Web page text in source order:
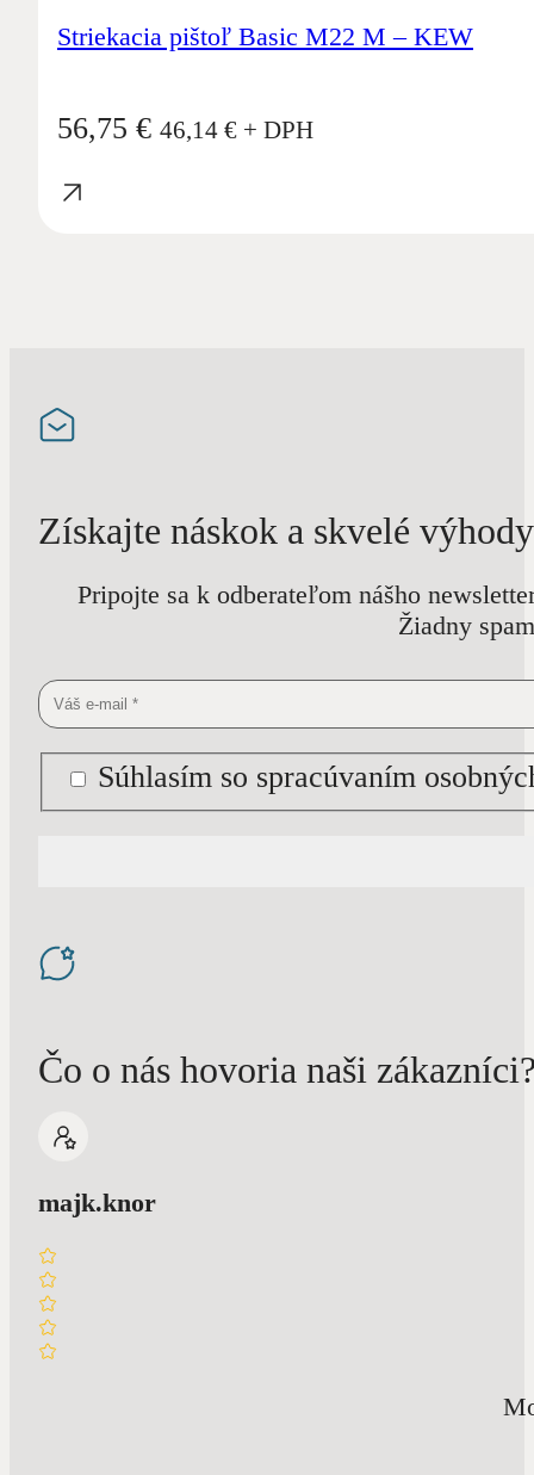
Striekacia pištoľ Basic M22 M – KEW
56,75 € 46,14 € + DPH
Získajte náskok a skvelé
Pripojte sa k odberateľom nášho
Žiadny
Súhlasím so spracúvaním
Čo o nás hovoria naši
majk.knor